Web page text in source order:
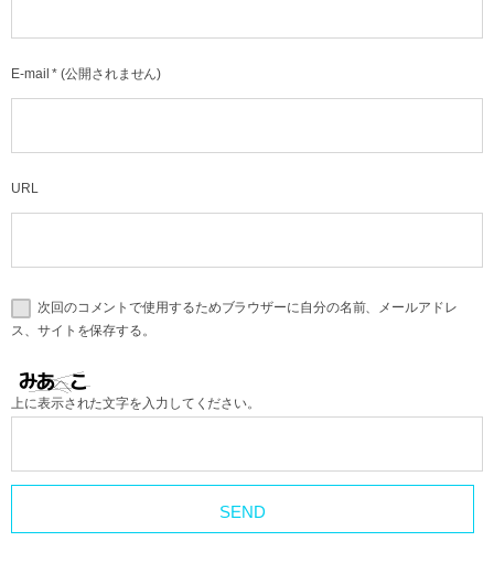
E-mail * (公開されません)
URL
次回のコメントで使用するためブラウザーに自分の名前、メールアドレ
ス、サイトを保存する。
上に表示された文字を入力してください。